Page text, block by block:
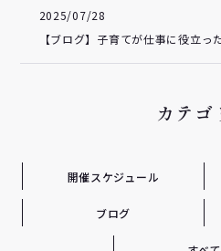
2025/07/28
【ブログ】子育てが仕事に役立
カテゴ
開催スケジュール
ブログ